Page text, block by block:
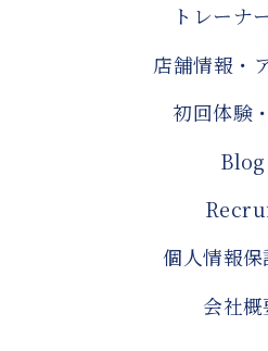
トレーナ
店舗情報・
初回体験
Blog
個人情報保
会社概